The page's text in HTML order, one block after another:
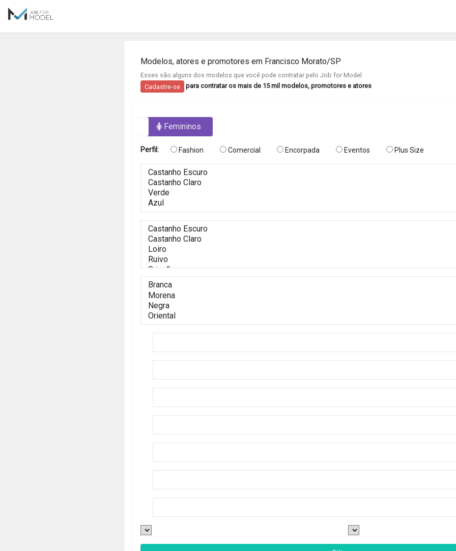
Modelos, atores e promotores em Francisco Morato/SP
Esses são alguns dos modelos que você pode contratar pelo Job for Model
Cadastre-se
para contratar os mais de 15 mil modelos, promotores e atores
Femininos
Perfil: Fashion Comercial Encorpada Eventos Plus Size